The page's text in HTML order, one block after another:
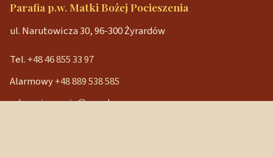
Parafia p.w. Matki Bożej Pocieszenia
ul. Narutowicza 30, 96-300 Żyrardów
Tel. +48 46 855 33 97
Alarmowy+48 889 538 585
mbpocieszenia@wp.pl